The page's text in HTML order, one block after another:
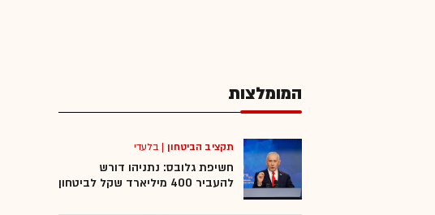
המומלצות
תקציב הביטחון |בלעדי
חשיפת גלובס: נתניהו דורש
להעביר 400 מיליארד שקל לביטחון